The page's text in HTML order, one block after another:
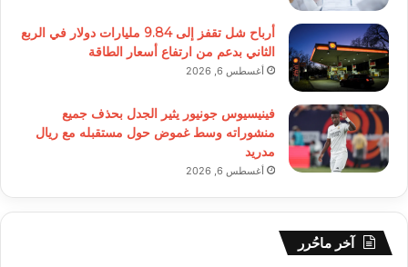
أرباح شل تقفز إلى 9.84 مليارات دولار في الربع
الثاني بدعم من ارتفاع أسعار الطاقة
أغسطس 6, 2026
فينيسيوس جونيور يثير الجدل بحذف جميع
منشوراته وسط غموض حول مستقبله مع ريال
مدريد
أغسطس 6, 2026
آخر ماحُرر